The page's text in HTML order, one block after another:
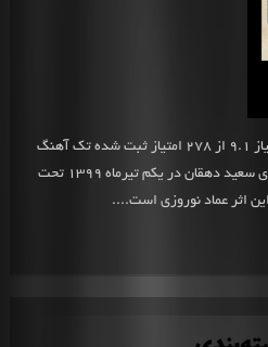
همهمه (زنده) از صفیرمیانگین امتیاز 9.1 از 278 امتیاز ثبت شده تک آهنگ
همهمه (زنده) از صفیر با آهنگسازی سعید دهقان در یکم تیرماه 1399 تحت
اثر عماد نوروزی است....